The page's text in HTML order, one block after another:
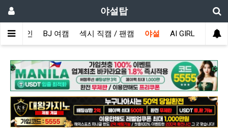
야설탑
메인 BJ 여캠 섹시 직캠 / 팬캠 야설 AI GIRL